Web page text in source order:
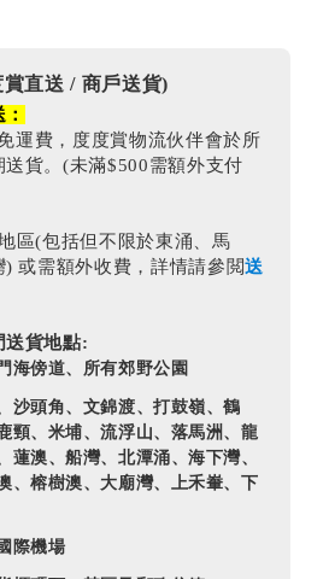
直送 / 商戶送貨)
運費，度度賞物流伙伴會於所
送貨。(未滿$500需額外支付
區(包括但不限於東涌、馬
) 或需額外收費，詳情請參閲送
送貨地點:
海傍道、所有郊野公園
沙頭角、文錦渡、打鼓嶺、鶴
頸、米埔、流浮山、落馬洲、龍
蓮澳、船灣、北潭涌、海下灣、
、榕樹澳、大廟灣、上禾輋、下
際機場